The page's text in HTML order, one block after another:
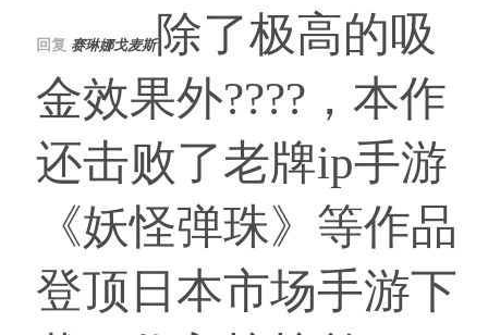
回复 赛琳娜戈麦斯除了极高的吸
金效果外????，本作
还击败了老牌ip手游
《妖怪弹珠》等作品
登顶日本市场手游下